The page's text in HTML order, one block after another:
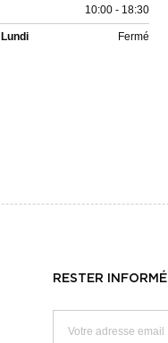
10:00 - 18:30
Fermé
RESTER INFORMÉ